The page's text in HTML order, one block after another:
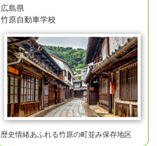
広島県
竹原自動車学校
歴史情緒あふれる竹原の町並み保存地区